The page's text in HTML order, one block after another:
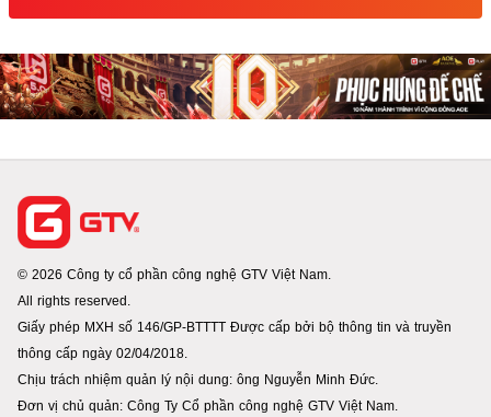
© 2026 Công ty cổ phần công nghệ GTV Việt Nam.
All rights reserved.
Giấy phép MXH số 146/GP-BTTTT Được cấp bởi bộ thông tin và truyền
thông cấp ngày 02/04/2018.
Chịu trách nhiệm quản lý nội dung: ông Nguyễn Minh Đức.
Đơn vị chủ quản: Công Ty Cổ phần công nghệ GTV Việt Nam.